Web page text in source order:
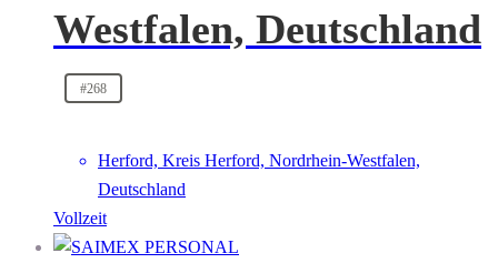
Westfalen, Deutschland
#268
Herford, Kreis Herford, Nordrhein-Westfalen,
Deutschland
Vollzeit